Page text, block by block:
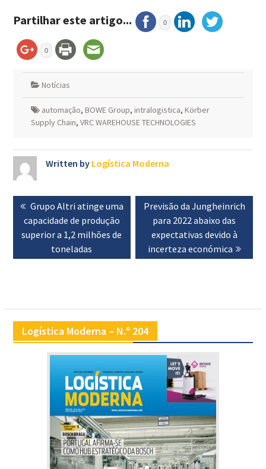
Partilhar este artigo... 0
0
Notícias
automação, BOWE Group, intralogistica, Körber
Supply Chain, VRC WAREHOUSE TECHNOLOGIES
Written by Logística Moderna
Navegação
de
artigos
Previous
post:
Grupo Altri atinge uma
capacidade de produção
superior a 1,2 milhões de
toneladas
Next
post:
Previsão da Jungheinrich
para 2022 abaixo das
expectativas devido à
incerteza económica
Logística Moderna – N.º 204